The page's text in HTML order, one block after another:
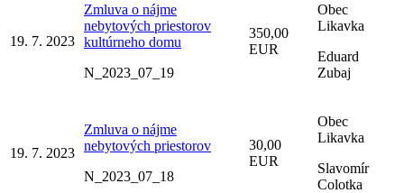
19. 7. 2023
Zmluva o nájme
nebytových priestorov
kultúrneho domu
N_2023_07_19
350,00
EUR
Obec
Likavka
Eduard
Zubaj
19. 7. 2023
Zmluva o nájme
nebytových priestorov
N_2023_07_18
30,00
EUR
Obec
Likavka
Slavomír
Colotka